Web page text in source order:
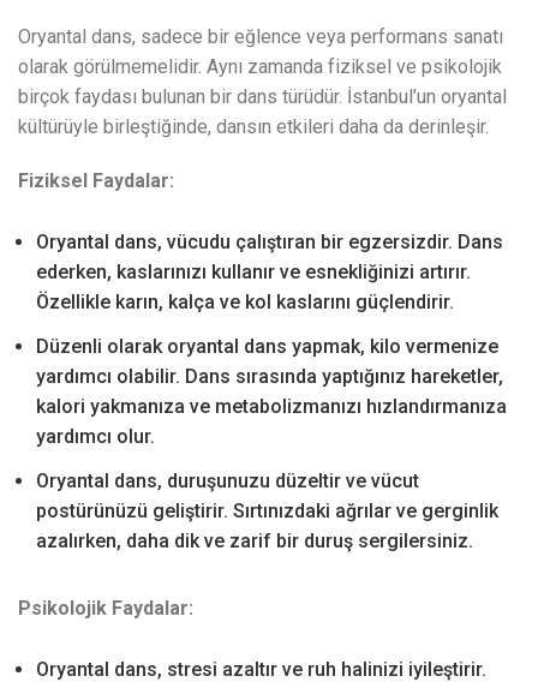
Oryantal dans, sadece bir eğlence veya performans sanatı
olarak görülmemelidir. Aynı zamanda fiziksel ve psikolojik
birçok faydası bulunan bir dans türüdür. İstanbul’un oryantal
kültürüyle birleştiğinde, dansın etkileri daha da derinleşir.
Fiziksel Faydalar:
Oryantal dans, vücudu çalıştıran bir egzersizdir. Dans
ederken, kaslarınızı kullanır ve esnekliğinizi artırır.
Özellikle karın, kalça ve kol kaslarını güçlendirir.
Düzenli olarak oryantal dans yapmak, kilo vermenize
yardımcı olabilir. Dans sırasında yaptığınız hareketler,
kalori yakmanıza ve metabolizmanızı hızlandırmanıza
yardımcı olur.
Oryantal dans, duruşunuzu düzeltir ve vücut
postürünüzü geliştirir. Sırtınızdaki ağrılar ve gerginlik
azalırken, daha dik ve zarif bir duruş sergilersiniz.
Psikolojik Faydalar:
Oryantal dans, stresi azaltır ve ruh halinizi iyileştirir.